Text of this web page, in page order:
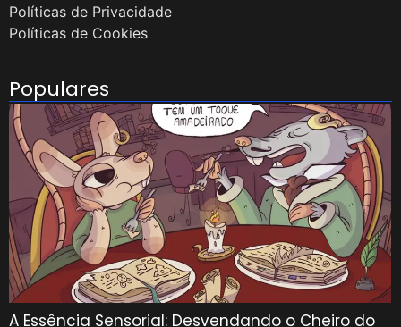
Políticas de Privacidade
Políticas de Cookies
Populares
A Essência Sensorial: Desvendando o Cheiro do